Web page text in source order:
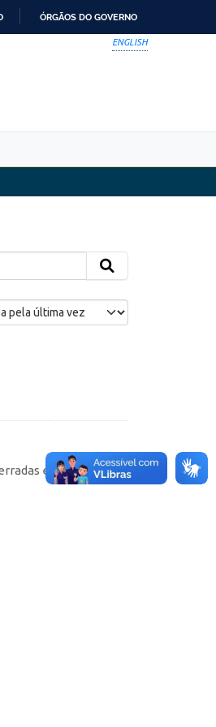
ÓRGÃOS DO GOVERNO
ENGLISH
em cada